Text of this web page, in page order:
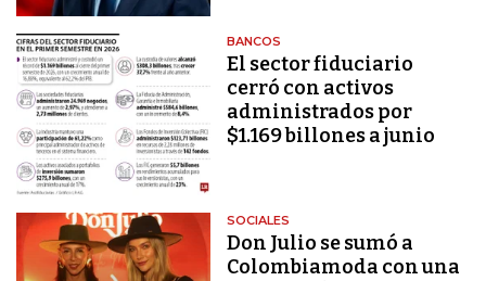
BANCOS
El sector fiduciario
cerró con activos
administrados por
$1.169 billones a junio
SOCIALES
Don Julio se sumó a
Colombiamoda con una